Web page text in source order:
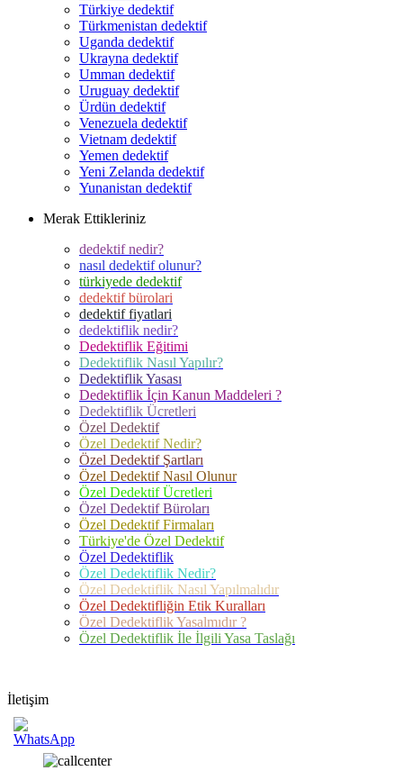
Türkiye dedektif
Türkmenistan dedektif
Uganda dedektif
Ukrayna dedektif
Umman dedektif
Uruguay dedektif
Ürdün dedektif
Venezuela dedektif
Vietnam dedektif
Yemen dedektif
Yeni Zelanda dedektif
Yunanistan dedektif
Merak Ettikleriniz
dedektif nedir?
nasıl dedektif olunur?
türkiyede dedektif
dedektif bürolari
dedektif fiyatlari
dedektiflik nedir?
Dedektiflik Eğitimi
Dedektiflik Nasıl Yapılır?
Dedektiflik Yasası
Dedektiflik İçin Kanun Maddeleri ?
Dedektiflik Ücretleri
Özel Dedektif
Özel Dedektif Nedir?
Özel Dedektif Şartları
Özel Dedektif Nasıl Olunur
Özel Dedektif Ücretleri
Özel Dedektif Büroları
Özel Dedektif Firmaları
Türkiye'de Özel Dedektif
Özel Dedektiflik
Özel Dedektiflik Nedir?
Özel Dedektiflik Nasıl Yapılmalıdır
Özel Dedektifliğin Etik Kuralları
Özel Dedektiflik Yasalmıdır ?
Özel Dedektiflik İle İlgili Yasa Taslağı
İletişim